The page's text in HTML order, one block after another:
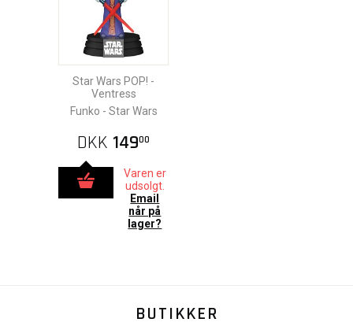
Star Wars POP! -
Ventress
Funko - Star Wars
DKK 14900
Varen er
udsolgt.
Email
når på
lager?
BUTIKKER